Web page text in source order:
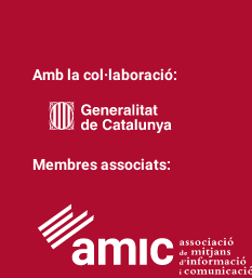
Amb la col·laboració:
Membres associats: